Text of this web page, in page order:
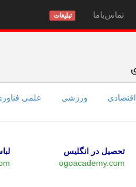
تماس‌با‌ما تبلیغات
اقتصادی ورزشی علمی
تحصیل در انگلیس
ogoacademy.com